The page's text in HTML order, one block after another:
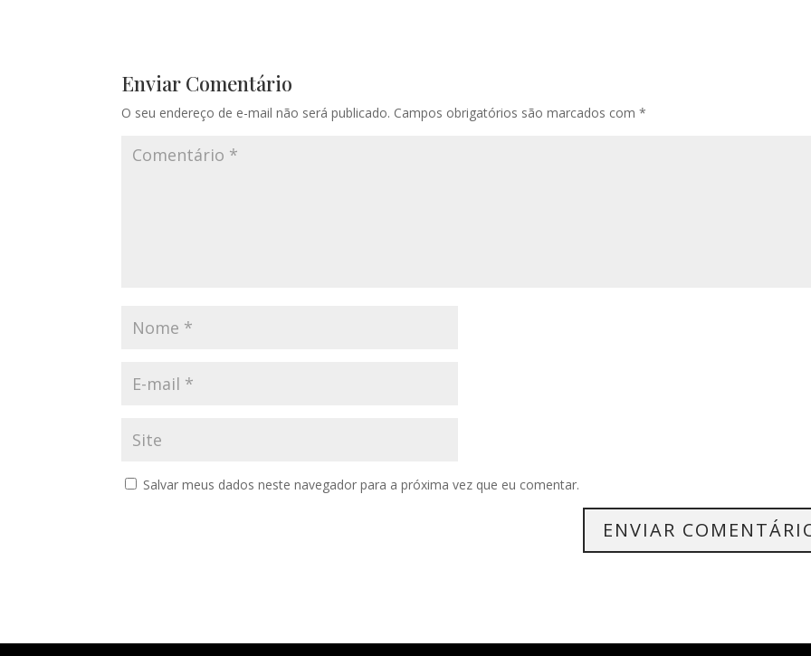
Enviar Comentário
O seu endereço de e-mail não será publicado. Campos obrigatórios são marcados com*
Salvar meus dados neste navegador para a próxima vez que eu comentar.